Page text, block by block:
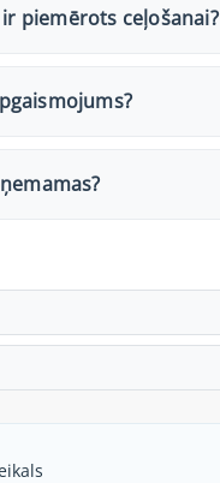
piemērots ceļošanai?